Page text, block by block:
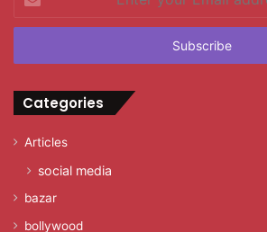
your
Email
Categories
Articles
social media
bazar
bollywood